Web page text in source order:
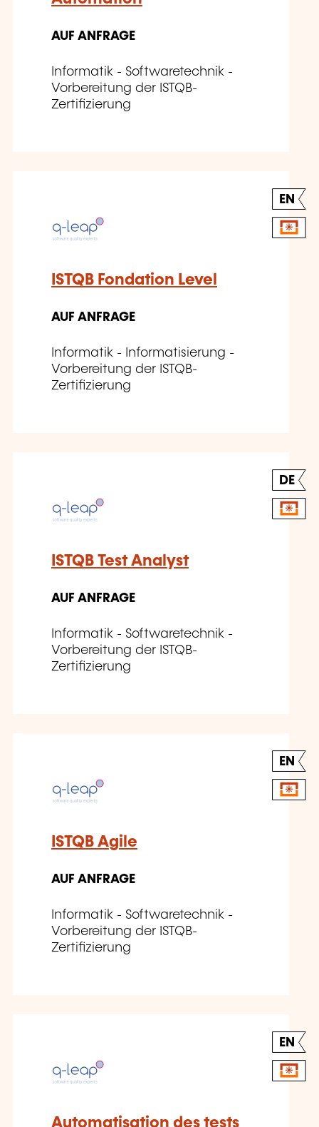
AUF ANFRAGE
Informatik - Softwaretechnik -
Vorbereitung der ISTQB-
Zertifizierung
EN
ISTQB Fondation Level
AUF ANFRAGE
Informatik - Informatisierung -
Vorbereitung der ISTQB-
Zertifizierung
DE
ISTQB Test Analyst
AUF ANFRAGE
Informatik - Softwaretechnik -
Vorbereitung der ISTQB-
Zertifizierung
EN
ISTQB Agile
AUF ANFRAGE
Informatik - Softwaretechnik -
Vorbereitung der ISTQB-
Zertifizierung
EN
Automatisation des tests